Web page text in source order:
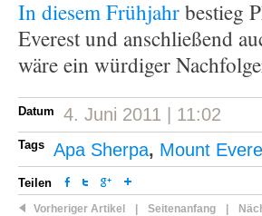
In diesem Frühjahrbestieg
Everest und anschließend
wäre ein würdiger
Datum 4. Juni 2011 | 11:02
Tags Apa Sherpa, Mount
Teilen
Vorheriger Artikel Seitenanfang